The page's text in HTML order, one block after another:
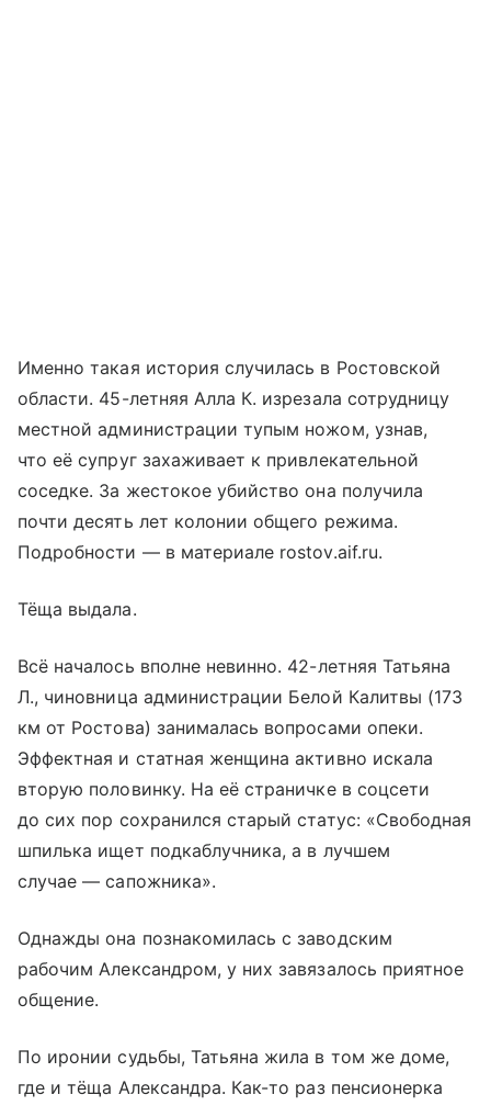
Именно такая история случилась в Ростовской
области. 45-летняя Алла К. изрезала сотрудницу
местной администрации тупым ножом, узнав,
что её супруг захаживает к привлекательной
соседке. За жестокое убийство она получила
почти десять лет колонии общего режима.
Подробности — в материале rostov.aif.ru.
Тёща выдала.
Всё началось вполне невинно. 42-летняя Татьяна
Л., чиновница администрации Белой Калитвы (173
км от Ростова) занималась вопросами опеки.
Эффектная и статная женщина активно искала
вторую половинку. На её страничке в соцсети
до сих пор сохранился старый статус: «Свободная
шпилька ищет подкаблучника, а в лучшем
случае — сапожника».
Однажды она познакомилась с заводским
рабочим Александром, у них завязалось приятное
общение.
По иронии судьбы, Татьяна жила в том же доме,
где и тёща Александра. Как-то раз пенсионерка